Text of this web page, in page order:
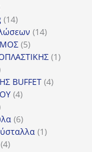
1414
προϊόντα
1414
55
προϊόντα
11
BUFFET 44
44
66
προϊόντα
11
44